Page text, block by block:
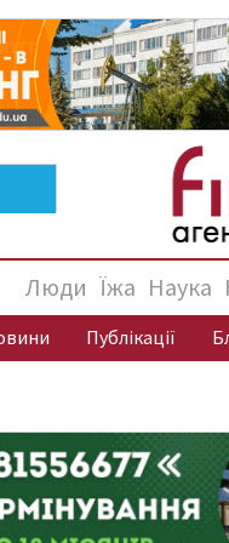
Люди Їжа Наука
Публікації